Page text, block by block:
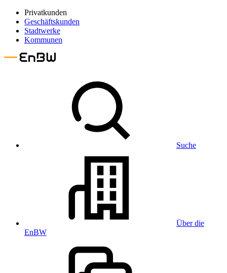
Privatkunden
Geschäftskunden
Stadtwerke
Kommunen
Suche
Über die
EnBW